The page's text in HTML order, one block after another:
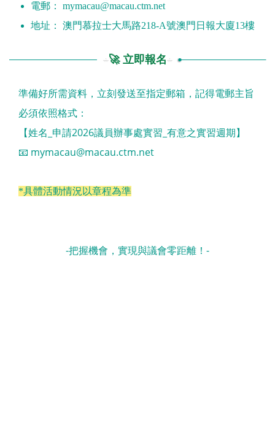
電郵： mymacau@macau.ctm.net
地址： 澳門慕拉士大馬路218-A號澳門日報大廈13樓
🚀 立即報名
準備好所需資料，立刻發送至指定郵箱，記得電郵主旨
必須依照格式：
【姓名_申請2026議員辦事處實習_有意之實習週期】
📧 mymacau@macau.ctm.net
*具體活動情況以章程為準
-把握機會，實現與議會零距離！-